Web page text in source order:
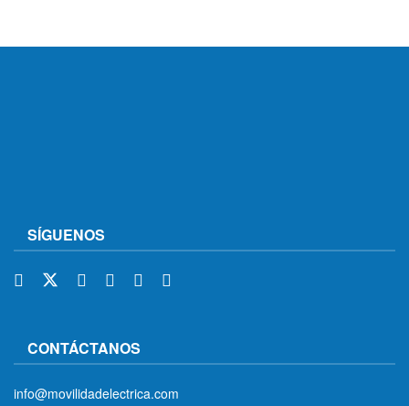
SÍGUENOS
CONTÁCTANOS
info@movilidadelectrica.com